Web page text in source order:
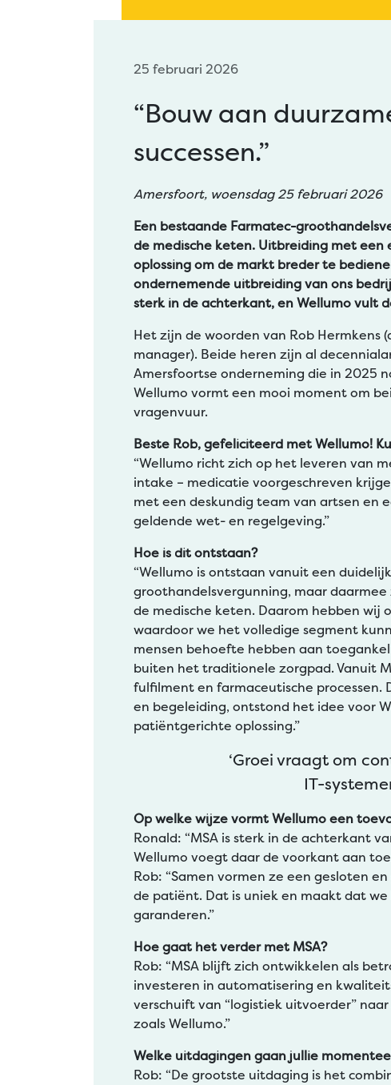
25 februari 2026
“Bouw aan
successen.”
Amersfoort, woensdag 25 februari 2026
Een bestaande Farmatec-
de medische keten. Uitbreiding met
oplossing om de markt breder te
ondernemende uitbreiding van ons
sterk in de achterkant, en Wellumo vult
Het zijn de woorden van Rob Hermkens
manager). Beide heren zijn al
Amersfoortse onderneming die in 2025
Wellumo vormt een mooi moment om
vragenvuur.
Beste Rob, gefeliciteerd met Wellumo!
“Wellumo richt zich op het leveren van
intake – medicatie voorgeschreven
met een deskundig team van artsen en
geldende wet- en regelgeving.”
Hoe is dit ontstaan?
“Wellumo is ontstaan vanuit een
groothandelsvergunning, maar
de medische keten. Daarom hebben
waardoor we het volledige segment
mensen behoefte hebben aan
buiten het traditionele zorgpad. Vanuit
fulfilment en farmaceutische processen.
en begeleiding, ontstond het idee voor
patiëntgerichte oplossing.”
‘Groei vraagt om
IT-
Op welke wijze vormt Wellumo een
Ronald: “MSA is sterk in de achterkant
Wellumo voegt daar de voorkant aan
Rob: “Samen vormen ze een gesloten
de patiënt. Dat is uniek en maakt dat
garanderen.”
Hoe gaat het verder met MSA?
Rob: “MSA blijft zich ontwikkelen als
investeren in automatisering en
verschuift van “logistiek uitvoerder”
zoals Wellumo.”
Welke uitdagingen gaan jullie
Rob: “De grootste uitdaging is het